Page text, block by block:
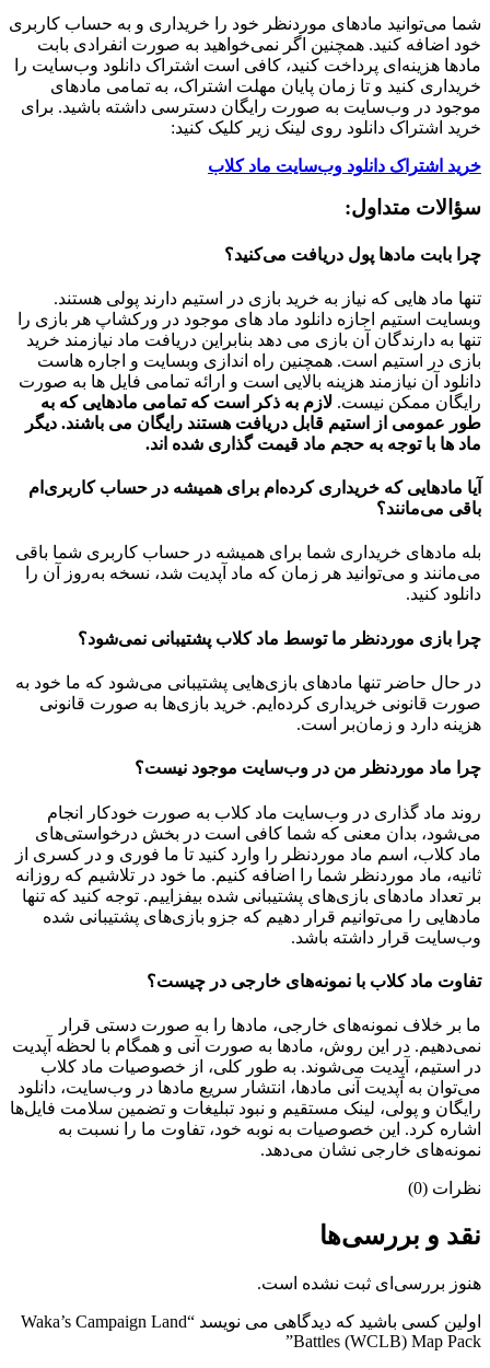
شما می‌توانید مادهای موردنظر خود را خریداری و به حساب کاربری
خود اضافه کنید. همچنین اگر نمی‌خواهید به صورت انفرادی بابت
مادها هزینه‌ای پرداخت کنید، کافی است اشتراک دانلود وب‌سایت را
خریداری کنید و تا زمان پایان مهلت اشتراک، به تمامی مادهای
موجود در وب‌سایت به صورت رایگان دسترسی داشته باشید. برای
خرید اشتراک دانلود روی لینک زیر کلیک کنید:
خرید اشتراک دانلود وب‌سایت ماد کلاب
سؤالات متداول:
چرا بابت مادها پول دریافت می‌کنید؟
تنها ماد هایی که نیاز به خرید بازی در استیم دارند پولی هستند.
وبسایت استیم اجازه دانلود ماد های موجود در ورکشاپ هر بازی را
تنها به دارندگان آن بازی می دهد بنابراین دریافت ماد نیازمند خرید
بازی در استیم است. همچنین راه اندازی وبسایت و اجاره هاست
دانلود آن نیازمند هزینه بالایی است و ارائه تمامی فایل ها به صورت
رایگان ممکن نیست. لازم به ذکر است که تمامی مادهایی که به
طور عمومی از استیم قابل دریافت هستند رایگان می باشند. دیگر
ماد ها با توجه به حجم ماد قیمت گذاری شده اند.
آیا مادهایی که خریداری کرده‌ام برای همیشه در حساب‌ کاربری‌ام
باقی می‌مانند؟
بله مادهای خریداری شما برای همیشه در حساب کاربری شما باقی
می‌مانند و می‌توانید هر زمان که ماد آپدیت شد، نسخه به‌روز آن را
دانلود کنید.
چرا بازی موردنظر ما توسط ماد کلاب پشتیبانی نمی‌شود؟
در حال حاضر تنها مادهای بازی‌هایی پشتیبانی می‌شود که ما خود به
صورت قانونی خریداری کرده‌ایم. خرید بازی‌ها به صورت قانونی
هزینه دارد و زمان‌بر است.
چرا ماد موردنظر من در وب‌سایت موجود نیست؟
روند ماد گذاری در وب‌سایت ماد کلاب به صورت خودکار انجام
می‌شود، بدان معنی که شما کافی است در بخش درخواستی‌های
ماد کلاب، اسم ماد موردنظر را وارد کنید تا ما فوری و در کسری از
ثانیه، ماد موردنظر شما را اضافه کنیم. ما خود در تلاشیم که روزانه
بر تعداد مادهای بازی‌های پشتیبانی شده بیفزاییم. توجه کنید که تنها
مادهایی را می‌توانیم قرار دهیم که جزو بازی‌های پشتیبانی شده
وب‌سایت قرار داشته باشد.
تفاوت ماد کلاب با نمونه‌های خارجی در چیست؟
ما بر خلاف نمونه‌های خارجی، مادها را به صورت دستی قرار
نمی‌دهیم. در این روش، مادها به صورت آنی و همگام با لحظه آپدیت
در استیم، آپدیت می‌شوند. به طور کلی، از خصوصیات ماد کلاب
می‌‌توان به آپدیت آنی مادها، انتشار سریع مادها در وب‌سایت، دانلود
رایگان و پولی، لینک مستقیم و نبود تبلیغات و تضمین سلامت فایل‌ها
اشاره کرد. این خصوصیات به نوبه خود، تفاوت ما را نسبت به
نمونه‌های خارجی نشان می‌دهد.
نظرات (0)
نقد و بررسی‌ها
هنوز بررسی‌ای ثبت نشده است.
اولین کسی باشید که دیدگاهی می نویسد “Waka’s Campaign Land
Battles (WCLB) Map Pack”